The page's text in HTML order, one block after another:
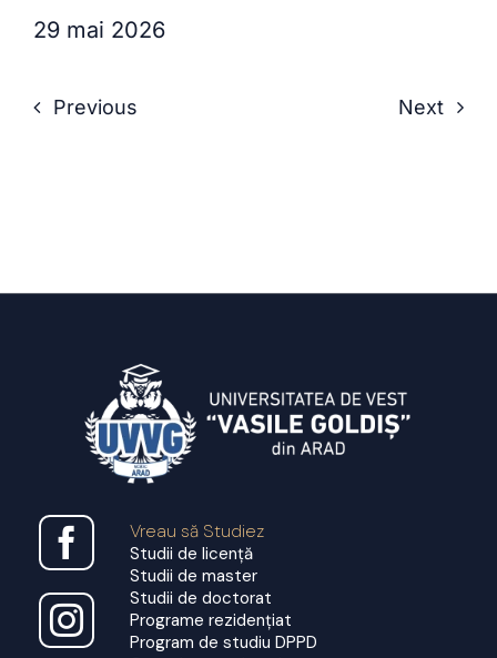
29 mai 2026
Previous Next
Vreau să Studiez
Studii de licență
Studii de master
Studii de doctorat
Programe rezidențiat
Program de studiu DPPD